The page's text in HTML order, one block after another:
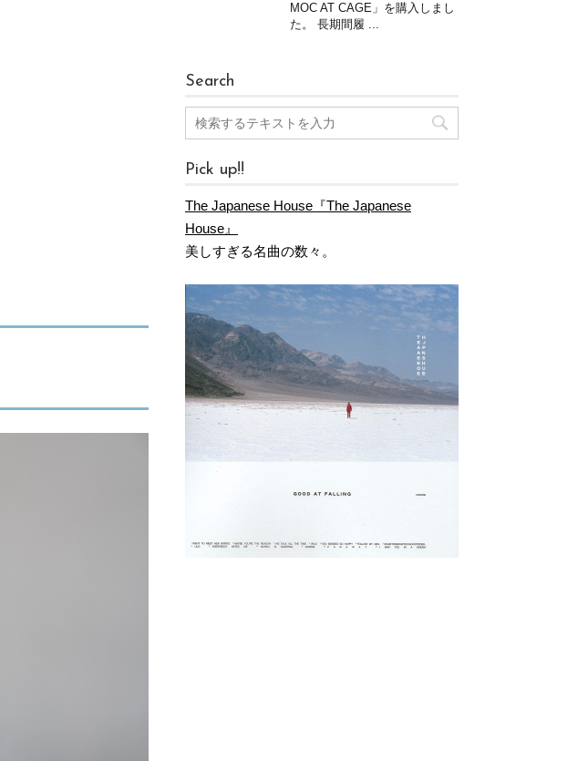
MOC AT CAGE」を購入しまし
た。 長期間履 ...
Search
Pick up!!
The Japanese House『The Japanese
House』
美しすぎる名曲の数々。